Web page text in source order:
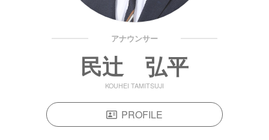
アナウンサー
民辻󠄀 弘平
KOUHEI TAMITSUJI
PROFILE